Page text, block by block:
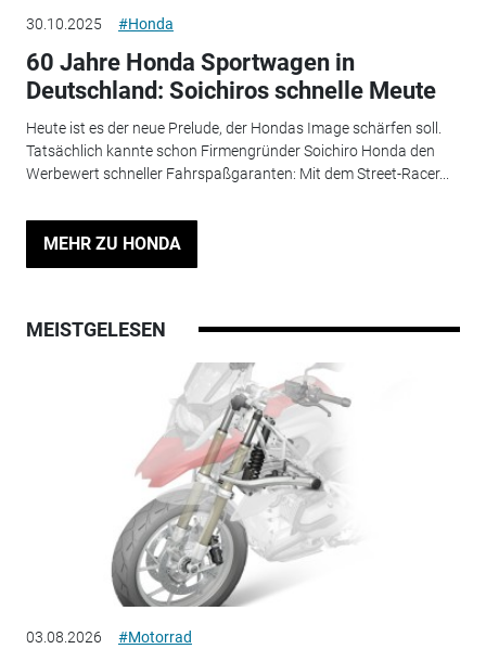
30.10.2025 #Honda
60 Jahre Honda Sportwagen in
Deutschland: Soichiros schnelle Meute
Heute ist es der neue Prelude, der Hondas Image schärfen soll.
Tatsächlich kannte schon Firmengründer Soichiro Honda den
Werbewert schneller Fahrspaßgaranten: Mit dem Street-Racer...
MEHR ZU HONDA
MEISTGELESEN
03.08.2026 #Motorrad